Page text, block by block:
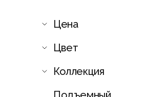
Цена
Цвет
Коллекция